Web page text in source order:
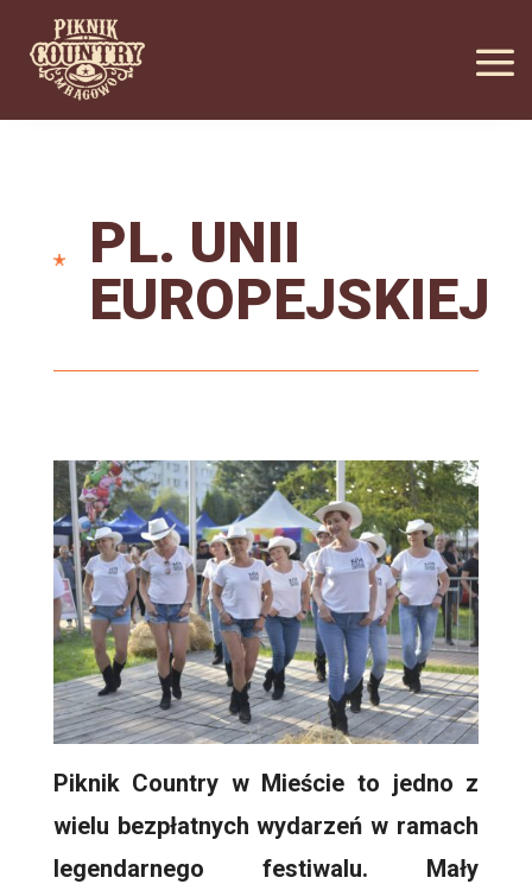
PL. UNII
EUROPEJSKIEJ
Piknik Country w Mieście to jedno z
wielu bezpłatnych wydarzeń w ramach
legendarnego festiwalu. Mały